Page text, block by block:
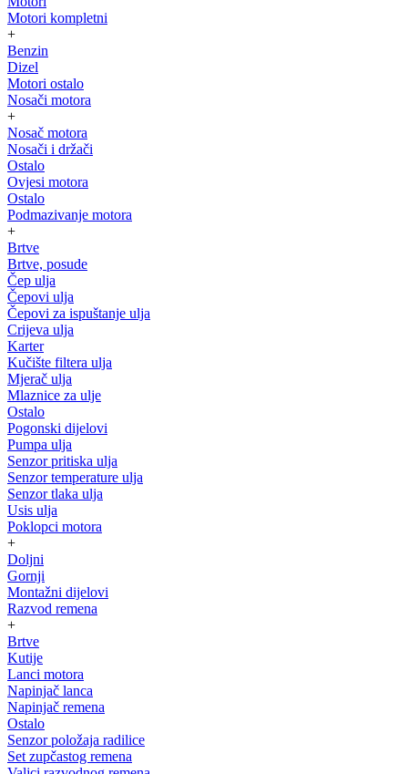
Motori kompletni
+
Benzin
Dizel
Motori ostalo
Nosači motora
+
Nosač motora
Nosači i držači
Ostalo
Ovjesi motora
Ostalo
Podmazivanje motora
+
Brtve
Brtve, posude
Čep ulja
Čepovi ulja
Čepovi za ispuštanje ulja
Crijeva ulja
Karter
Kučište filtera ulja
Mjerač ulja
Mlaznice za ulje
Ostalo
Pogonski dijelovi
Pumpa ulja
Senzor pritiska ulja
Senzor temperature ulja
Senzor tlaka ulja
Usis ulja
Poklopci motora
+
Doljni
Gornji
Montažni dijelovi
Razvod remena
+
Brtve
Kutije
Lanci motora
Napinjač lanca
Napinjač remena
Ostalo
Senzor položaja radilice
Set zupčastog remena